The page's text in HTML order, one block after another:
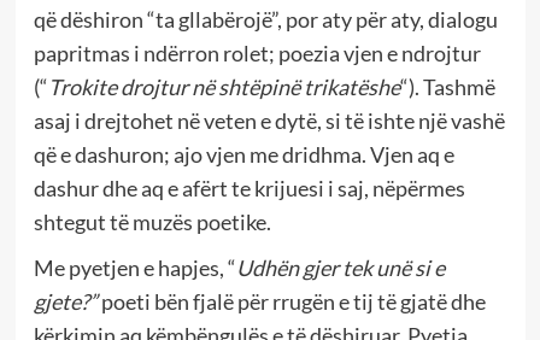
që dëshiron “ta gllabërojë”, por aty për aty, dialogu
papritmas i ndërron rolet; poezia vjen e ndrojtur
(“Trokite drojtur në shtëpinë trikatëshe“). Tashmë
asaj i drejtohet në veten e dytë, si të ishte një vashë
që e dashuron; ajo vjen me dridhma. Vjen aq e
dashur dhe aq e afërt te krijuesi i saj, nëpërmes
shtegut të muzës poetike.
Me pyetjen e hapjes, “Udhën gjer tek unë si e
gjete?”poeti bën fjalë për rrugën e tij të gjatë dhe
kërkimin aq këmbëngulës e të dëshiruar. Pyetja